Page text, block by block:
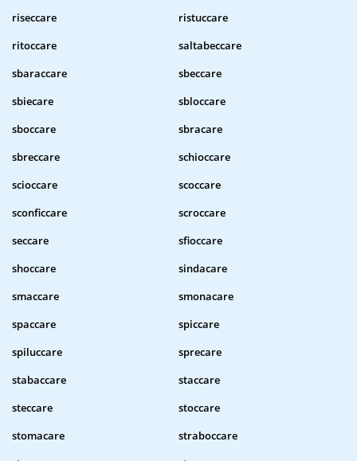
riseccare
ristuccare
ritoccare
saltabeccare
sbaraccare
sbeccare
sbiecare
sbloccare
sboccare
sbracare
sbreccare
schioccare
scioccare
scoccare
sconficcare
scroccare
seccare
sfioccare
shoccare
sindacare
smaccare
smonacare
spaccare
spiccare
spiluccare
sprecare
stabaccare
staccare
steccare
stoccare
stomacare
straboccare